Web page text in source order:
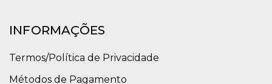
INFORMAÇÕES
Termos/Política de Privacidade
Métodos de Pagamento